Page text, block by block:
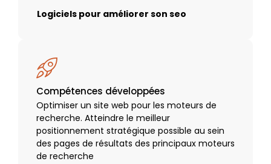
Logiciels pour améliorer son seo
Compétences développées
Optimiser un site web pour les moteurs de
recherche. Atteindre le meilleur
positionnement stratégique possible au sein
des pages de résultats des principaux moteurs
de recherche